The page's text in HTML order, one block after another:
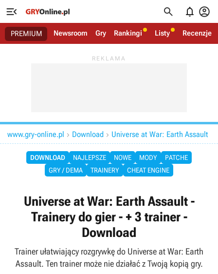
   
PREMIUM Newsroom Gry Rankingi Listy Recenzje
www.gry-online.pl  Download  Universe at War: Earth Assault
DOWNLOAD NAJLEPSZE NOWE MODY
PATCHE
GRY / DEMA
TRAINERY CHEAT ENGINE
Universe at War: Earth Assault -
Trainery do gier - + 3 trainer -
Download
Trainer ułatwiający rozgrywkę do Universe at War: Earth
Assault. Ten trainer może nie działać z Twoją kopią gry.